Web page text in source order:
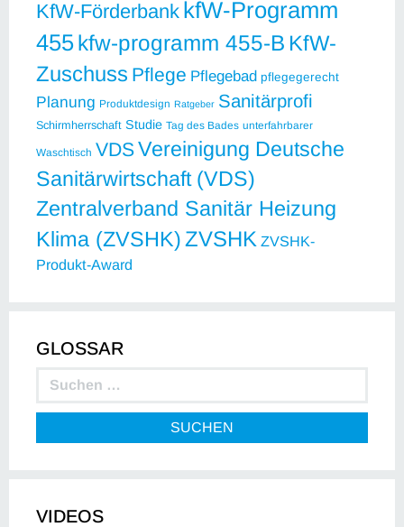
KfW-Förderbank kfW-Programm
455kfw-programm 455-B KfW-
Zuschuss Pflege Pflegebad pflegegerecht
Planung Produktdesign Ratgeber Sanitärprofi
Schirmherrschaft Studie Tag des Bades unterfahrbarer
Waschtisch VDSVereinigung Deutsche
Sanitärwirtschaft (VDS)
Zentralverband Sanitär Heizung
Klima (ZVSHK)ZVSHK ZVSHK-
Produkt-Award
GLOSSAR
SUCHEN
VIDEOS